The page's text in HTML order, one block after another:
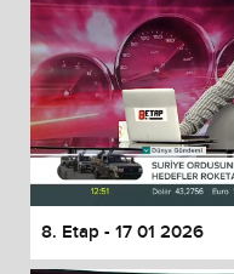
8. Etap - 17 01 2026